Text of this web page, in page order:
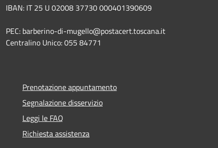
IBAN: IT 25 U 02008 37730 000401390609
PEC: barberino-di-mugello@postacert.toscana.it
Centralino Unico: 055 84771
Prenotazione appuntamento
Segnalazione disservizio
Leggi le FAQ
Richiesta assistenza